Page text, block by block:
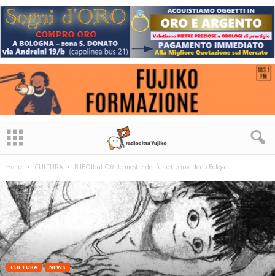
Home CULTURA BilBOlbul Off: le mostre del fumetto invadono Bologna
CULTURA NEWS